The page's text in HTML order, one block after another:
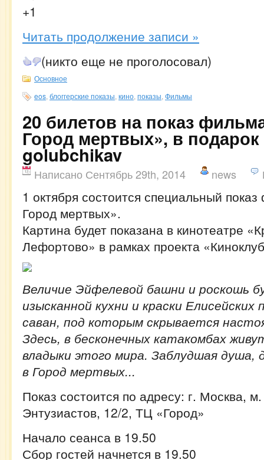
+1
Читать продолжение записи »
(никто еще не проголосовал)
Основное
eos блоггерские показы кино показы Фильмы
20 билетов на показ
Город мертвых», в подарок
golubchikav
Написано Сентябрь 29th, 2014 news
1 октября состоится специальный
Город мертвых».
Картина будет показана в кинотеатре
Лефортово» в рамках проекта
Величие Эйфелевой башни и роскошь
изысканной кухни и краски
саван, под которым скрывается
Здесь, в бесконечных катакомбах
владыки этого мира. Заблудшая душа,
в Город мертвых...
Показ состоится по адресу: г. Москва,
Энтузиастов, 12/2, ТЦ «Город»
Начало сеанса в 19.50
Сбор гостей начнется в 19.50